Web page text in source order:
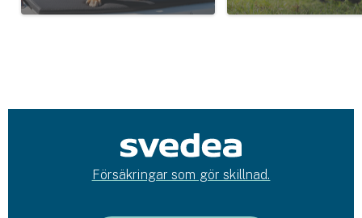
Försäkringar som gör skillnad.